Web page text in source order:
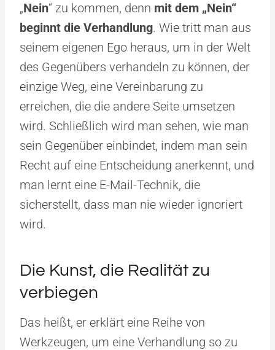
„Nein“ zu kommen, denn mit dem „Nein“
beginnt die Verhandlung. Wie tritt man aus
seinem eigenen Ego heraus, um in der Welt
des Gegenübers verhandeln zu können, der
einzige Weg, eine Vereinbarung zu
erreichen, die die andere Seite umsetzen
wird. Schließlich wird man sehen, wie man
sein Gegenüber einbindet, indem man sein
Recht auf eine Entscheidung anerkennt, und
man lernt eine E-Mail-Technik, die
sicherstellt, dass man nie wieder ignoriert
wird.
Die Kunst, die Realität zu
verbiegen
Das heißt, er erklärt eine Reihe von
Werkzeugen, um eine Verhandlung so zu